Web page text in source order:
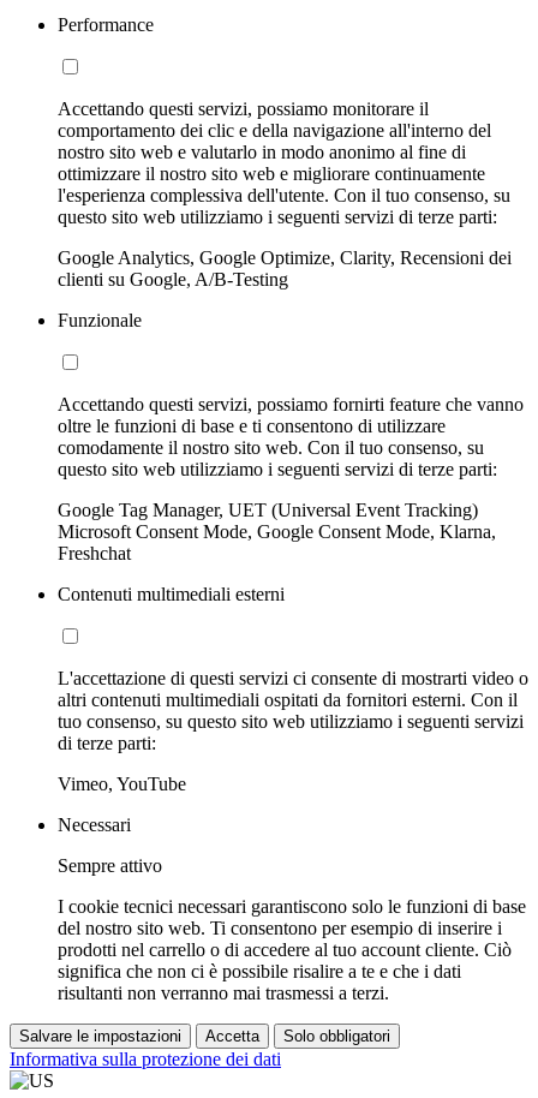
Performance
Accettando questi servizi, possiamo monitorare il
comportamento dei clic e della navigazione all'interno del
nostro sito web e valutarlo in modo anonimo al fine di
ottimizzare il nostro sito web e migliorare continuamente
l'esperienza complessiva dell'utente. Con il tuo consenso, su
questo sito web utilizziamo i seguenti servizi di terze parti:
Google Analytics, Google Optimize, Clarity, Recensioni dei
clienti su Google, A/B-Testing
Funzionale
Accettando questi servizi, possiamo fornirti feature che vanno
oltre le funzioni di base e ti consentono di utilizzare
comodamente il nostro sito web. Con il tuo consenso, su
questo sito web utilizziamo i seguenti servizi di terze parti:
Google Tag Manager, UET (Universal Event Tracking)
Microsoft Consent Mode, Google Consent Mode, Klarna,
Freshchat
Contenuti multimediali esterni
L'accettazione di questi servizi ci consente di mostrarti video o
altri contenuti multimediali ospitati da fornitori esterni. Con il
tuo consenso, su questo sito web utilizziamo i seguenti servizi
di terze parti:
Vimeo, YouTube
Necessari
Sempre attivo
I cookie tecnici necessari garantiscono solo le funzioni di base
del nostro sito web. Ti consentono per esempio di inserire i
prodotti nel carrello o di accedere al tuo account cliente. Ciò
significa che non ci è possibile risalire a te e che i dati
risultanti non verranno mai trasmessi a terzi.
Salvare le impostazioni Accetta Solo obbligatori
Informativa sulla protezione dei dati